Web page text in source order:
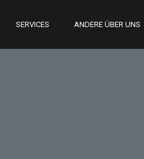
SERVICES ANDERE ÜBER UNS